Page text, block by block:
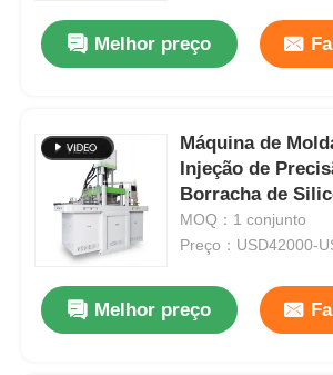
Casa
Melhor preço
Máquina de
Injeção de
Borracha de
com
Vertical
MOQ：1 conjunto
Preço：USD42000-
Melhor preço